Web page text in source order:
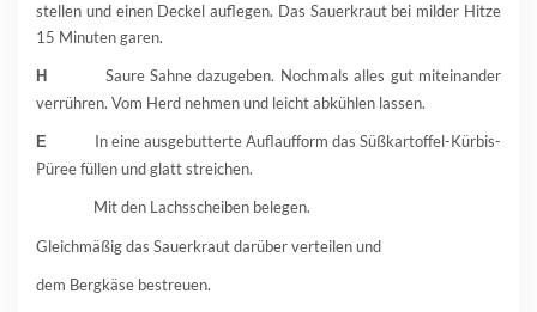
stellen und einen Deckel auflegen. Das Sauerkraut bei milder Hitze
15 Minuten garen.
H Saure Sahne dazugeben. Nochmals alles gut miteinander
verrühren. Vom Herd nehmen und leicht abkühlen lassen.
E In eine ausgebutterte Auflaufform das Süßkartoffel-Kürbis-
Püree füllen und glatt streichen.
Mit den Lachsscheiben belegen.
Gleichmäßig das Sauerkraut darüber verteilen und
dem Bergkäse bestreuen.